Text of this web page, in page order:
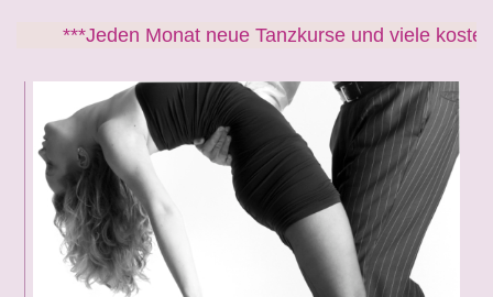
***Jeden Monat neue Tanzkurse und viele